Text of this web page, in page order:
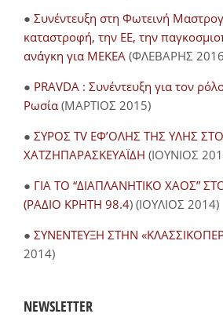
● Συνέντευξη στη Φωτεινή
καταστροφή, την ΕΕ, την
ανάγκη για ΜΕΚΕΑ (ΦΛΕΒΑΡΗΣ
● PRAVDA : Συνέντευξη για τον
Ρωσία (ΜΑΡΤΙΟΣ 2015)
● ΣΥΡΟΣ TV ΕΦ’ΟΛΗΣ ΤΗΣ ΥΛΗΣ
ΧΑΤΖΗΠΑΡΑΣΚΕΥΑΪΔΗ (ΙΟΥΝΙΟΣ
● ΓΙΑ ΤΟ “ΔΙΑΠΛΑΝΗΤΙΚΟ ΧΑΟΣ”
(ΡΑΔΙΟ ΚΡΗΤΗ 98.4) (ΙΟΥΛΙΟΣ 2014)
● ΣΥΝΕΝΤΕΥΞΗ ΣΤΗΝ
2014)
NEWSLETTER